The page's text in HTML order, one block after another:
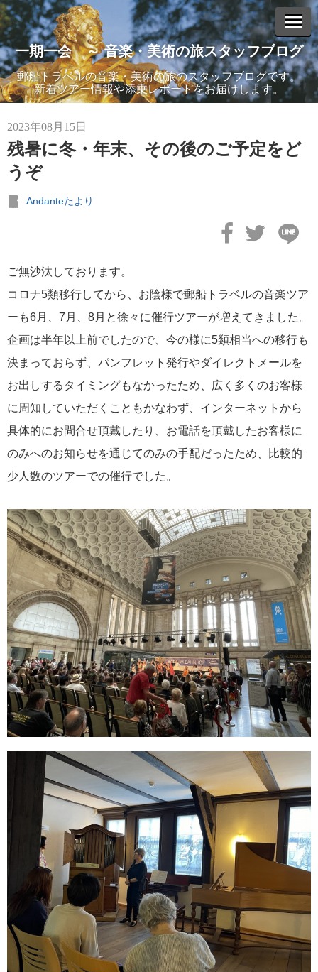
一期一会 ～ 音楽・美術の旅スタッフブログ
郵船トラベルの音楽・美術の旅のスタッフブログです。
新着ツアー情報や添乗レポートをお届けします。
2023年08月15日
残暑に冬・年末、その後のご予定をど
うぞ
Andanteたより
ご無沙汰しております。
コロナ5類移行してから、お陰様で郵船トラベルの音楽ツア
ーも6月、7月、8月と徐々に催行ツアーが増えてきました。
企画は半年以上前でしたので、今の様に5類相当への移行も
決まっておらず、パンフレット発行やダイレクトメールを
お出しするタイミングもなかったため、広く多くのお客様
に周知していただくこともかなわず、インターネットから
具体的にお問合せ頂戴したり、お電話を頂戴したお客様に
のみへのお知らせを通じてのみの手配だったため、比較的
少人数のツアーでの催行でした。
エントリーリスト
2025年11月07日
心に響く「愛」の物語。見逃せない感動の8演目！ 11/21(金)
より、METライブビューイング2025-26開幕！
映！「METライブビューイング アンコール2025」今年も東京・
なんば・神戸・名古屋の4都市で開催決定！
2025年07月18日
今こそ、イタリアへ・・・ 芸術と美味に満ちた秋、心をほど
オペラの旅
2024年12月06日
ア・コンサートが日本限定で公開決定！
2024年10月08日
世界のライジングスターに映画館で酔いしれる！ 11/8(金)
より、METライブビューイング2024-25開幕！
2024年08月07日
METライブビューイング アンコール2024 東京・なんば・神
戸・名古屋にて、上映決定！
カテゴリーリスト
お家で楽しむシリーズ
コンダクターのつぶやき 50
添乗レポート
音楽・美術の旅 34